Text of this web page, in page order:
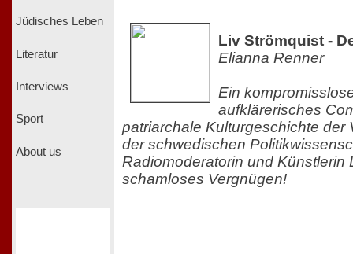
Jüdisches Leben
Literatur
Interviews
Sport
About us
Liv Strömquist -
Elianna Renner
Ein
aufklärerisches
patriarchale Kulturgeschichte der
der schwedischen
Radiomoderatorin und Künstlerin
schamloses Vergnügen!